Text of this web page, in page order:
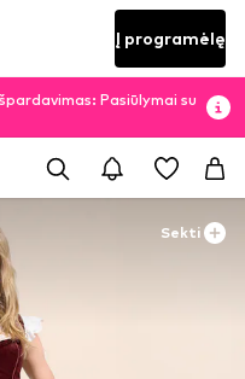
Į programėlę
Pasiūlymai su
Sekti